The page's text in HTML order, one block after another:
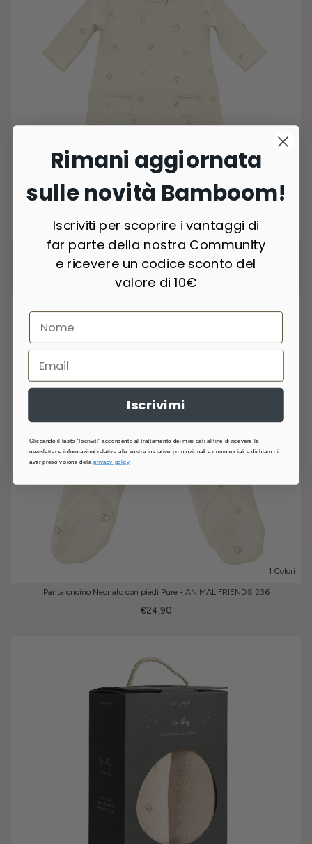
Tutina Pure - ANIMAL FRIENDS 236
€42,90
1 Colori
Pantaloncino Neonato con piedi Pure - ANIMAL FRIENDS 236
€24,90
Rimani aggiornata
sulle novità Bamboom!
Iscriviti per scoprire i vantaggi di
far parte della nostra Community
e ricevere un codice sconto del
valore di 10€
Iscrivimi
Cliccando il tasto "Iscriviti" acconsento al trattamento dei miei dati al fine di ricevere la
newsletter e informazioni relative alle vostre iniziative promozionali e commerciali e dichiaro di
aver preso visione dellaprivacy policy